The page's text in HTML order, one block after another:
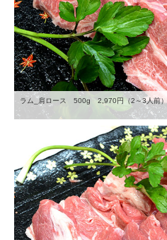
ラム_肩ロース 500g 2,970円（2～3人前）